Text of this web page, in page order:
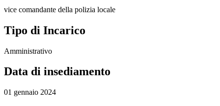
vice comandante della polizia locale
Tipo di Incarico
Amministrativo
Data di insediamento
01 gennaio 2024